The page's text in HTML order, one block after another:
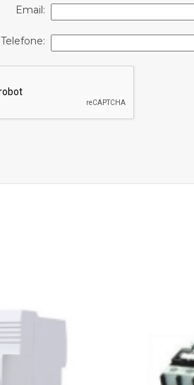
Email:
Telefone: